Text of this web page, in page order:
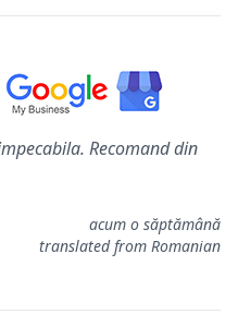
Recomand din
acum o săptămână
translated from Romanian